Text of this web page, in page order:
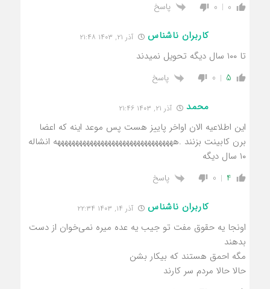
0
0 پاسخ
کاربران ناشناس آذر ۲۱, ۱۴۰۳ ۲۱:۴۸
تا ۱۰۰ سال دیگه تحویل نمیدند
5
0 پاسخ
محمد آذر ۲۱, ۱۴۰۳ ۲۱:۴۶
این اطلاعیه الان اواخر پاییز هست پس موعد اینه که اعضا
برن کابینت بزنند .هههههههههههههههههههههههههههههههههه انشاله
۱۰ سال دیگه
4
0 پاسخ
کاربران ناشناس آذر ۱۴, ۱۴۰۳ ۲۲:۳۴
اونجا یه حقوق مفت تو جیب یه عده میره نمی‌خوان از دست
بدهند
مگه احمق هستند که بیکار بشن
حالا حالا مردم سر کارند